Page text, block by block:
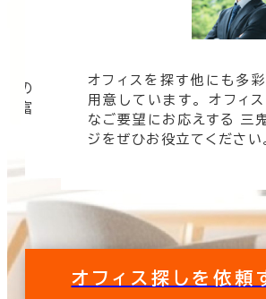
の
豊富
オフィスを探す他にも多
用意しています。 オフィ
なご要望にお応えする 三
ジをぜひお役立てください
オフィス探しを依頼